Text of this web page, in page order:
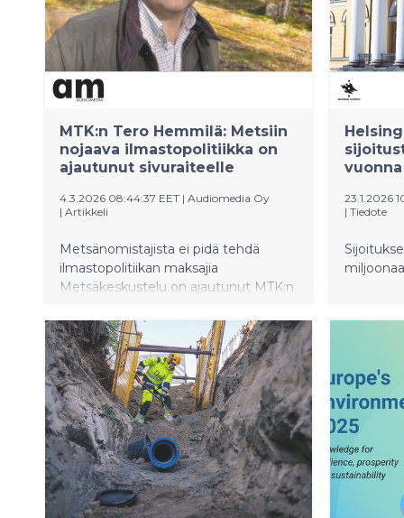
pohjana.
MTK:n Tero Hemmilä: Metsiin
nojaava ilmastopolitiikka on
ajautunut sivuraiteelle
4.3.2026 08:44:37 EET | Audiomedia Oy
| Artikkeli
Metsänomistajista ei pidä tehdä
ilmastopolitiikan maksajia
Metsäkeskustelu on ajautunut MTK:n
Hemmilän mukaan ristiriitaiseen ja
tarkoitushakuiseen asetelmaan. –
Metsät nähdään ilmastopolitiikan
ongelmana, vaikka ne ovat tosiasiassa
olennainen osa ratkaisua.
Metsäkeskusteluun tarvitaan
kokonaisvaltaisempaa ajattelua,
faktoja ja yksityisen omaisuuden
suojan kunnioittamista. –Metsiin
liittyviä kysymyksiä tarkastellaan
paloittain, hiilinieluina, hakkuumäärinä
vuonna
23.1.2026
| Tiedote